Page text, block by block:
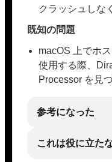
クラッシュしな
既知の問題
macOS 上でホ
使用する際、
Processor を見
参考になった
これは役に立た